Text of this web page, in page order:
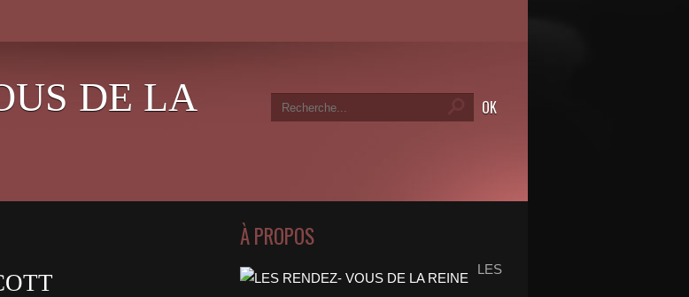
DE LA
À PROPOS
LES